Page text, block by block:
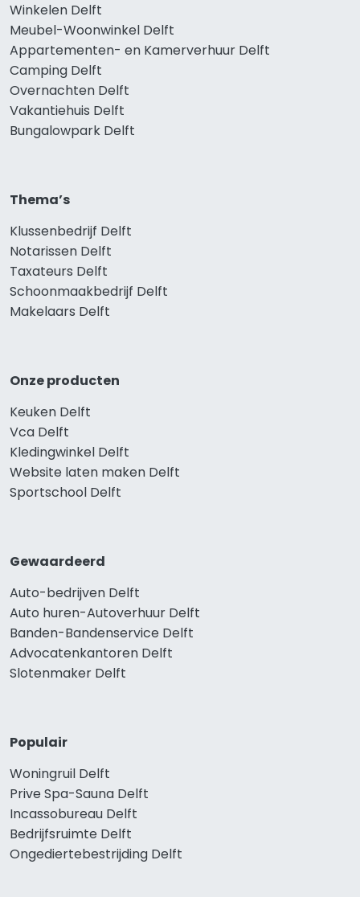
Winkelen Delft
Meubel-Woonwinkel Delft
Appartementen- en Kamerverhuur Delft
Camping Delft
Overnachten Delft
Vakantiehuis Delft
Bungalowpark Delft
Thema’s
Klussenbedrijf Delft
Notarissen Delft
Taxateurs Delft
Schoonmaakbedrijf Delft
Makelaars Delft
Onze producten
Keuken Delft
Vca Delft
Kledingwinkel Delft
Website laten maken Delft
Sportschool Delft
Gewaardeerd
Auto-bedrijven Delft
Auto huren-Autoverhuur Delft
Banden-Bandenservice Delft
Advocatenkantoren Delft
Slotenmaker Delft
Populair
Woningruil Delft
Prive Spa-Sauna Delft
Incassobureau Delft
Bedrijfsruimte Delft
Ongediertebestrijding Delft